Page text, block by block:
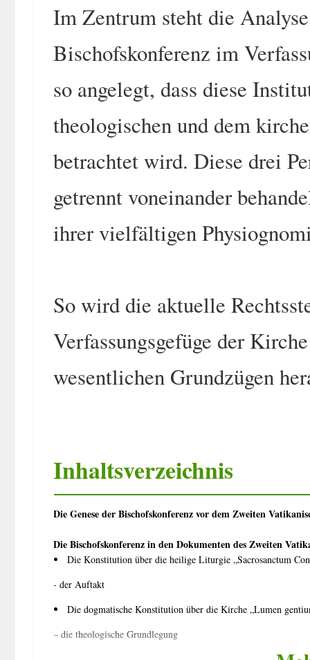
Im Zentrum steht die
Bischofskonferenz im
so angelegt, dass diese
theologischen und dem
betrachtet wird. Diese drei
getrennt voneinander
ihrer vielfältigen
So wird die aktuelle
Verfassungsgefüge der
wesentlichen Grundzügen
Inhaltsverzeichnis
Die Genese der Bischofskonferenz vor dem Zweiten
Die Bischofskonferenz in den Dokumenten des Zweiten
Die Konstitution über die heilige Liturgie „Sacrosanctum
- der Auftakt
Die dogmatische Konstitution über die Kirche „Lumen
– die theologische Grundlegung